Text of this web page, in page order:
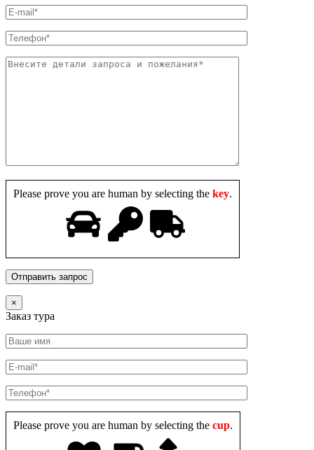
Please prove you are human by selecting the key.
×
Заказ тура
Please prove you are human by selecting the cup.